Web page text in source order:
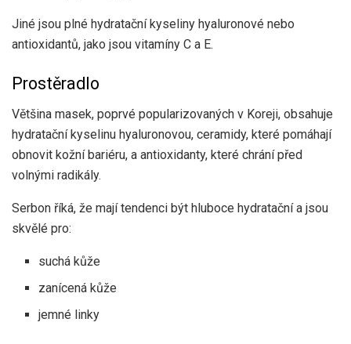
Jiné jsou plné hydratační kyseliny hyaluronové nebo
antioxidantů, jako jsou vitamíny C a E.
Prostěradlo
Většina masek, poprvé popularizovaných v Koreji, obsahuje
hydratační kyselinu hyaluronovou, ceramidy, které pomáhají
obnovit kožní bariéru, a antioxidanty, které chrání před
volnými radikály.
Serbon říká, že mají tendenci být hluboce hydratační a jsou
skvělé pro:
suchá kůže
zanícená kůže
jemné linky